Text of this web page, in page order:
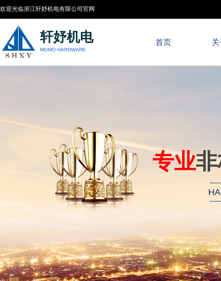
欢迎光临浙江轩妤机电有限公司官网
首页
轩妤机电
MOMO HARDWARE
专业